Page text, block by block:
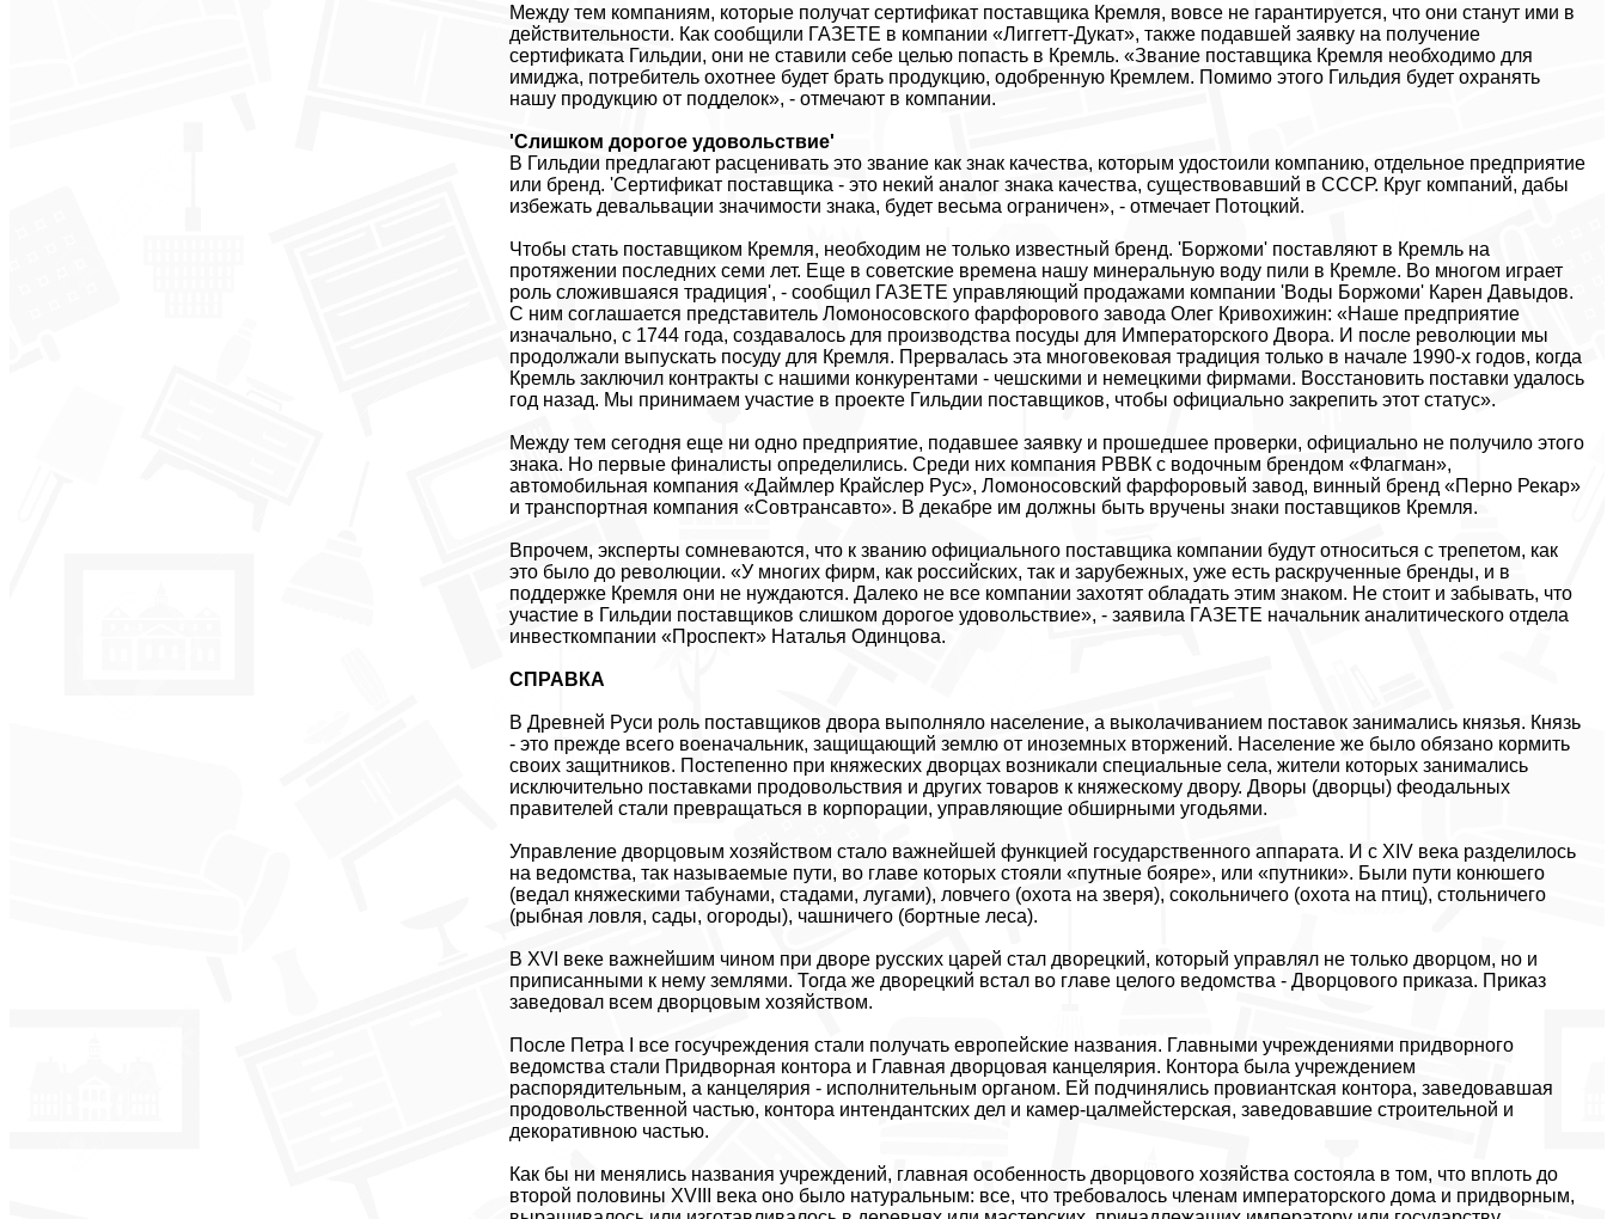
Между тем компаниям, которые получат сертификат поставщика Кремля, вовсе не гарантируется, что они станут ими в
действительности. Как сообщили ГАЗЕТЕ в компании «Лиггетт-Дукат», также подавшей заявку на получение
сертификата Гильдии, они не ставили себе целью попасть в Кремль. «Звание поставщика Кремля необходимо для
имиджа, потребитель охотнее будет брать продукцию, одобренную Кремлем. Помимо этого Гильдия будет охранять
нашу продукцию от подделок», - отмечают в компании.
'Слишком дорогое удовольствие'
В Гильдии предлагают расценивать это звание как знак качества, которым удостоили компанию, отдельное предприятие
или бренд. 'Сертификат поставщика - это некий аналог знака качества, существовавший в СССР. Круг компаний, дабы
избежать девальвации значимости знака, будет весьма ограничен», - отмечает Потоцкий.
Чтобы стать поставщиком Кремля, необходим не только известный бренд. 'Боржоми' поставляют в Кремль на
протяжении последних семи лет. Еще в советские времена нашу минеральную воду пили в Кремле. Во многом играет
роль сложившаяся традиция', - сообщил ГАЗЕТЕ управляющий продажами компании 'Воды Боржоми' Карен Давыдов.
С ним соглашается представитель Ломоносовского фарфорового завода Олег Кривохижин: «Наше предприятие
изначально, с 1744 года, создавалось для производства посуды для Императорского Двора. И после революции мы
продолжали выпускать посуду для Кремля. Прервалась эта многовековая традиция только в начале 1990-х годов, когда
Кремль заключил контракты с нашими конкурентами - чешскими и немецкими фирмами. Восстановить поставки удалось
год назад. Мы принимаем участие в проекте Гильдии поставщиков, чтобы официально закрепить этот статус».
Между тем сегодня еще ни одно предприятие, подавшее заявку и прошедшее проверки, официально не получило этого
знака. Но первые финалисты определились. Среди них компания РВВК с водочным брендом «Флагман»,
автомобильная компания «Даймлер Крайслер Рус», Ломоносовский фарфоровый завод, винный бренд «Перно Рекар»
и транспортная компания «Совтрансавто». В декабре им должны быть вручены знаки поставщиков Кремля.
Впрочем, эксперты сомневаются, что к званию официального поставщика компании будут относиться с трепетом, как
это было до революции. «У многих фирм, как российских, так и зарубежных, уже есть раскрученные бренды, и в
поддержке Кремля они не нуждаются. Далеко не все компании захотят обладать этим знаком. Не стоит и забывать, что
участие в Гильдии поставщиков слишком дорогое удовольствие», - заявила ГАЗЕТЕ начальник аналитического отдела
инвесткомпании «Проспект» Наталья Одинцова.
СПРАВКА
В Древней Руси роль поставщиков двора выполняло население, а выколачиванием поставок занимались князья. Князь
- это прежде всего военачальник, защищающий землю от иноземных вторжений. Население же было обязано кормить
своих защитников. Постепенно при княжеских дворцах возникали специальные села, жители которых занимались
исключительно поставками продовольствия и других товаров к княжескому двору. Дворы (дворцы) феодальных
правителей стали превращаться в корпорации, управляющие обширными угодьями.
Управление дворцовым хозяйством стало важнейшей функцией государственного аппарата. И с ХIV века разделилось
на ведомства, так называемые пути, во главе которых стояли «путные бояре», или «путники». Были пути конюшего
(ведал княжескими табунами, стадами, лугами), ловчего (охота на зверя), сокольничего (охота на птиц), стольничего
(рыбная ловля, сады, огороды), чашничего (бортные леса).
В XVI веке важнейшим чином при дворе русских царей стал дворецкий, который управлял не только дворцом, но и
приписанными к нему землями. Тогда же дворецкий встал во главе целого ведомства - Дворцового приказа. Приказ
заведовал всем дворцовым хозяйством.
После Петра I все госучреждения стали получать европейские названия. Главными учреждениями придворного
ведомства стали Придворная контора и Главная дворцовая канцелярия. Контора была учреждением
распорядительным, а канцелярия - исполнительным органом. Ей подчинялись провиантская контора, заведовавшая
продовольственной частью, контора интендантских дел и камер-цалмейстерская, заведовавшие строительной и
декоративною частью.
Как бы ни менялись названия учреждений, главная особенность дворцового хозяйства состояла в том, что вплоть до
второй половины XVIII века оно было натуральным: все, что требовалось членам императорского дома и придворным,